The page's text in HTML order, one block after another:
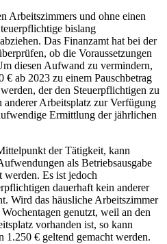
Arbeitszimmers und ohne einen
bislang
Das Finanzamt hat bei der
ob die Voraussetzungen
diesen Aufwand zu vermindern,
ab 2023 zu einem Pauschbetrag
der den Steuerpflichtigen zu
anderer Arbeitsplatz zur Verfügung
Ermittlung der jährlichen
der Tätigkeit, kann
als Betriebsausgabe
werden. Es ist jedoch
dauerhaft kein anderer
Wird das häusliche Arbeitszimmer
genutzt, weil an den
vorhanden ist, so kann
1.250 € geltend gemacht werden.